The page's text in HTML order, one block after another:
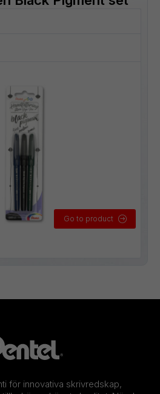
Go to product
för innovativa skrivredskap,